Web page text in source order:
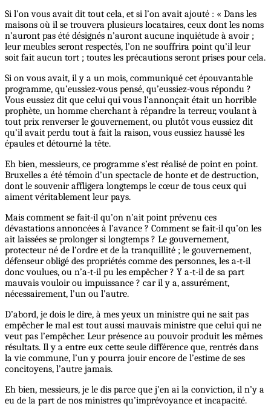
Si l’on vous avait dit tout cela, et si l’on avait ajouté : « Dans les
maisons où il se trouvera plusieurs locataires, ceux dont les noms
n’auront pas été désignés n’auront aucune inquiétude à avoir ;
leur meubles seront respectés, l’on ne souffrira point qu’il leur
soit fait aucun tort ; toutes les précautions seront prises pour cela.
Si on vous avait, il y a un mois, communiqué cet épouvantable
programme, qu’eussiez-vous pensé, qu’eussiez-vous répondu ?
Vous eussiez dit que celui qui vous l’annonçait était un horrible
prophète, un homme cherchant à répandre la terreur, voulant à
tout prix renverser le gouvernement, ou plutôt vous eussiez dit
qu’il avait perdu tout à fait la raison, vous eussiez haussé les
épaules et détourné la tête.
Eh bien, messieurs, ce programme s’est réalisé de point en point.
Bruxelles a été témoin d’un spectacle de honte et de destruction,
dont le souvenir affligera longtemps le cœur de tous ceux qui
aiment véritablement leur pays.
Mais comment se fait-il qu’on n’ait point prévenu ces
dévastations annoncées à l’avance ? Comment se fait-il qu’on les
ait laissées se prolonger si longtemps ? Le gouvernement,
protecteur né de l’ordre et de la tranquillité ; le gouvernement,
défenseur obligé des propriétés comme des personnes, les a-t-il
donc voulues, ou n’a-t-il pu les empêcher ? Y a-t-il de sa part
mauvais vouloir ou impuissance ? car il y a, assurément,
nécessairement, l’un ou l’autre.
D’abord, je dois le dire, à mes yeux un ministre qui ne sait pas
empêcher le mal est tout aussi mauvais ministre que celui qui ne
veut pas l’empêcher. Leur présence au pouvoir produit les mêmes
résultats. Il y a entre eux cette seule différence que, rentrés dans
la vie commune, l’un y pourra jouir encore de l’estime de ses
concitoyens, l’autre jamais.
Eh bien, messieurs, je le dis parce que j’en ai la conviction, il n’y a
eu de la part de nos ministres qu’imprévoyance et incapacité.